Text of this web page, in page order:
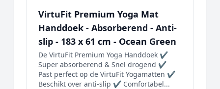
VirtuFit Premium Yoga Mat
Handdoek - Absorberend - Anti-
slip - 183 x 61 cm - Ocean Green
De VirtuFit Premium Yoga Handdoek ✔
Super absorberend & Snel drogend ✔
Past perfect op de VirtuFit Yogamatten ✔
Beschikt over anti-slip ✔ Comfortabel...